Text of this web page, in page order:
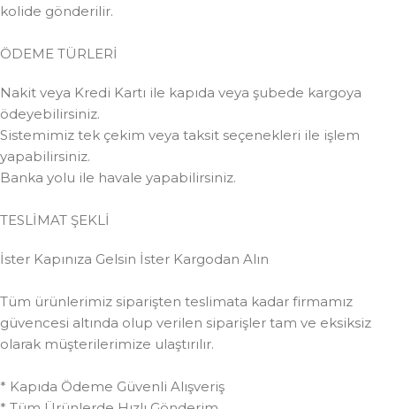
kolide gönderilir.
ÖDEME TÜRLERİ
Nakit veya Kredi Kartı ile kapıda veya şubede kargoya
ödeyebilirsiniz.
Sistemimiz tek çekim veya taksit seçenekleri ile işlem
yapabilirsiniz.
Banka yolu ile havale yapabilirsiniz.
TESLİMAT ŞEKLİ
İster Kapınıza Gelsin İster Kargodan Alın
Tüm ürünlerimiz siparişten teslimata kadar firmamız
güvencesi altında olup verilen siparişler tam ve eksiksiz
olarak müşterilerimize ulaştırılır.
* Kapıda Ödeme Güvenli Alışveriş